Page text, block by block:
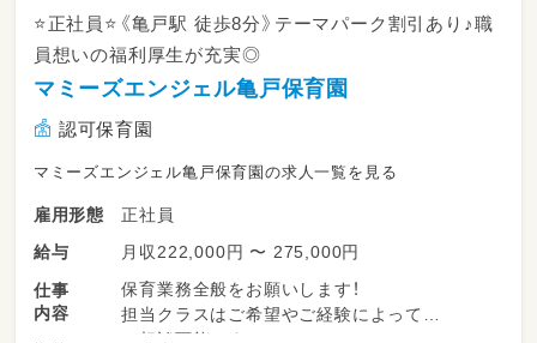
⭐正社員⭐《亀戸駅 徒歩8分》テーマパーク割引あり♪職
員想いの福利厚生が充実◎
マミーズエンジェル亀戸保育園
認可保育園
マミーズエンジェル亀戸保育園の求人一覧を見る
雇用形態
正社員
給与
月収222,000円 〜 275,000円
仕事
内容
保育業務全般をお願いします！
担当クラスはご希望やご経験によって